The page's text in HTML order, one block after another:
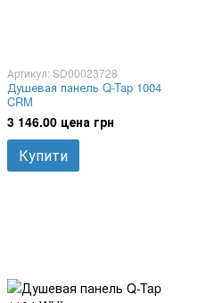
Артикул: SD00023728
Душевая панель Q-Tap 1004
CRM
3 146.00 цена грн
Купити